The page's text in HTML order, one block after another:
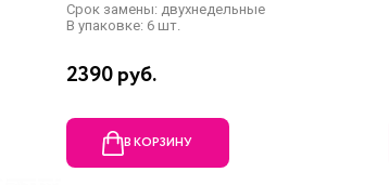
Срок замены: двухнедельные
В упаковке: 6 шт.
2390 руб.
В КОРЗИНУ